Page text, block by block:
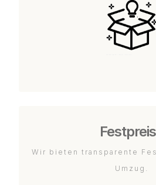
Wir bieten transparente
Umzug.